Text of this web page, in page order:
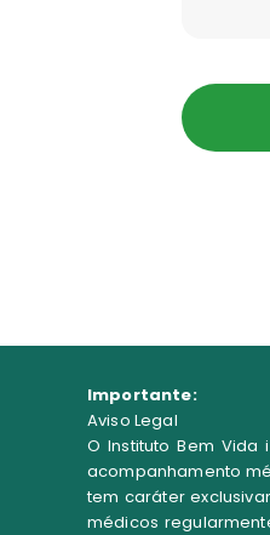
Importante:
Aviso Legal
O Instituto Bem
acompanhamento
tem caráter
médicos